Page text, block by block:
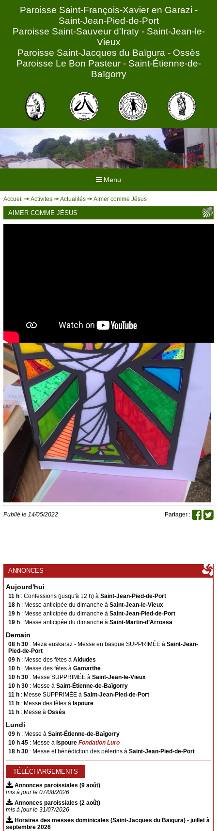
Paroisse Saint-François-Xavier en Garazi -
Saint-Jean-Pied-de-Port
Paroisse Saint-Sauveur d'Iraty - Saint-Jean-le-
Vieux
Paroisse Saint-Jacques du Baïgura - Ossès
Paroisse Le Bon Pasteur - Saint-Étienne-de-
Baïgorry
Menu
ACCUEIL
Etxartia
Jeunesse
Pèlerinage
ÉGLISES
Toutes les églises
Saint-François-Xavier en Garazi
Saint-Jean-Pied-de-Port
Anhaux
Arnéguy
Ascarat
Çaro
Esterençuby
Jaxu
Lasse
Saint-Michel
Uhart-Cize
Saint-Sauveur d'Iraty
Bustince
Gamarthe
Lecumberry
Mendive
Saint-Jacques du Baïgura
Bidarray
Ossès
Saint-Martin-d’Arrossa
Suhescun
Le Bon Pasteur
Saint-Étienne-de-Baïgorry
Banca
Urepel
SACREMENTS
Baptême
Mariage
Confessions
Faire célébrer une messe
PHOTOS
Accueil Activites Actualités Aimer comme Jésus
AIMER COMME JÉSUS
Publié le 14/05/2022 Partager :
ANNONCES
Aujourd'hui
11 h: Confessions (jusqu'à 12 h) à Saint-Jean-Pied-de-Port
18 h: Messe anticipée du dimanche à Saint-Jean-le-Vieux
19 h: Messe anticipée du dimanche à Saint-Jean-Pied-de-Port
19 h: Messe anticipée du dimanche à Saint-Martin-d’Arrossa
Demain
08 h 30: Meza euskaraz - Messe en basque SUPPRIMÉE à Saint-Jean-
Pied-de-Port
09 h: Messe des fêtes à Aldudes
10 h: Messe des fêtes à Gamarthe
10 h 30: Messe SUPPRIMÉE à Saint-Jean-le-Vieux
10 h 30: Messe à Saint-Étienne-de-Baïgorry
11 h: Messe SUPPRIMÉE à Saint-Jean-Pied-de-Port
11 h: Messe des fêtes à Ispoure
11 h: Messe à Ossès
Lundi
09 h: Messe à Saint-Étienne-de-Baïgorry
10 h 45: Messe à Ispoure Fondation Luro
18 h 30: Messe et bénédiction des pèlerins à Saint-Jean-Pied-de-Port
TÉLÉCHARGEMENTS
Annonces paroissiales (9 août)
mis à jour le 07/08/2026
Annonces paroissiales (2 août)
mis à jour le 31/07/2026
Horaires des messes dominicales (Saint-Jacques du Baïgura) - juillet à
septembre 2026